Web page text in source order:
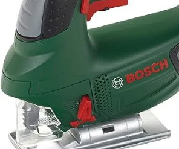
Accesorii
Exterior
Interior
Bucătărie
Pluș
Muzicale
Bebeluși
Diverse